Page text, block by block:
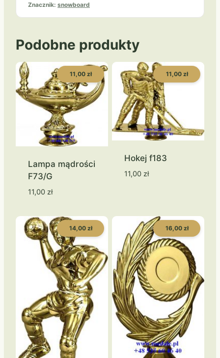
Znacznik: snowboard
Podobne produkty
11,00 zł
Lampa mądrości
F73/G
11,00 zł
11,00 zł
Hokej f183
11,00 zł
14,00 zł 16,00 zł